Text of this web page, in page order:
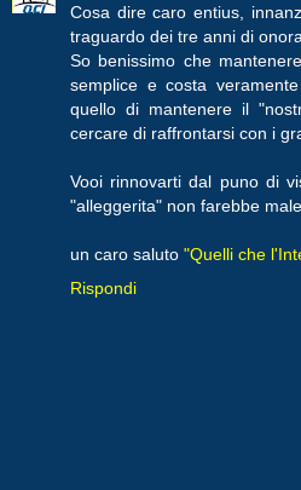
Cosa dire caro entius,
traguardo dei tre anni di
So benissimo che
semplice e costa
quello di mantenere il
cercare di raffrontarsi con i
Vooi rinnovarti dal puno di
"alleggerita" non farebbe male.
un caro saluto "Quelli che
Rispondi